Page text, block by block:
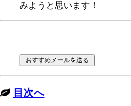
みようと思います！
目次へ